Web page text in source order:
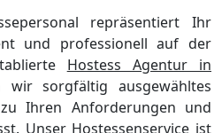
repräsentiert Ihr
und professionell auf der
Hostess Agentur in
wir sorgfältig ausgewähltes
Ihren Anforderungen und
Unser Hostessenservice ist